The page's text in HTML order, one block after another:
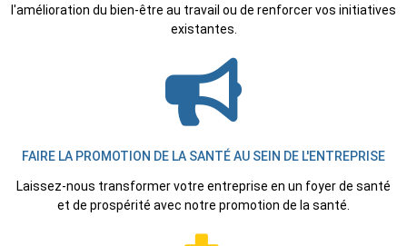
l'amélioration du bien-être au travail ou de renforcer vos initiatives
existantes.
FAIRE LA PROMOTION DE LA SANTÉ AU SEIN DE L'ENTREPRISE
Laissez-nous transformer votre entreprise en un foyer de santé
et de prospérité avec notre promotion de la santé.